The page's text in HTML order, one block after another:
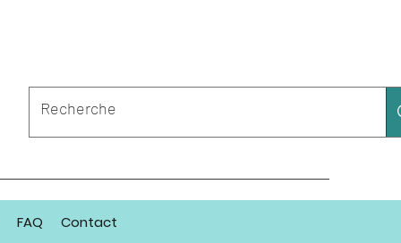
FAQ Contact